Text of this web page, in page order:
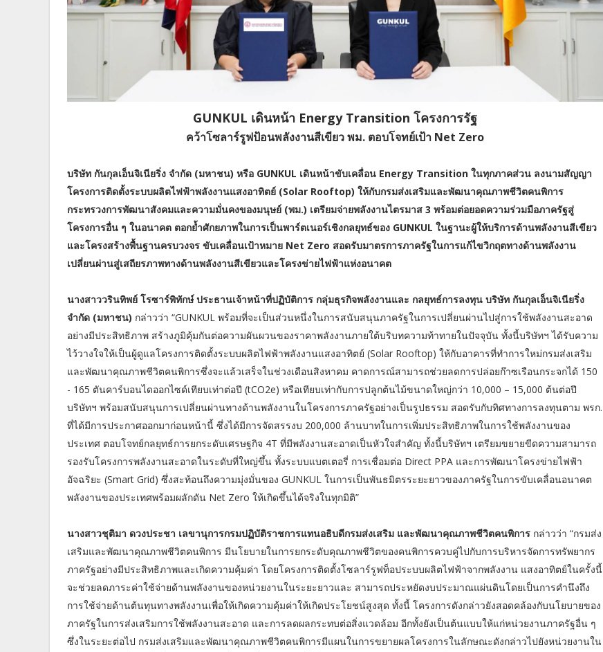
GUNKUL เดินหน้า Energy Transition โครงการรัฐ
คว้าโซลาร์รูฟป้อนพลังงานสีเขียว พม. ตอบโจทย์เป้า Net Zero
บริษัท กันกุลเอ็นจิเนียริ่ง จำกัด (มหาชน) หรือ GUNKUL เดินหน้าขับเคลื่อน Energy Transition ในทุกภาคส่วน ลงนามสัญญา
โครงการติดตั้งระบบผลิตไฟฟ้าพลังงานแสงอาทิตย์ (Solar Rooftop) ให้กับกรมส่งเสริมและพัฒนาคุณภาพชีวิตคนพิการ
กระทรวงการพัฒนาสังคมและความมั่นคงของมนุษย์ (พม.) เตรียมจ่ายพลังงานไตรมาส 3 พร้อมต่อยอดความร่วมมือภาครัฐสู่
โครงการอื่น ๆ ในอนาคต ตอกย้ำศักยภาพในการเป็นพาร์ตเนอร์เชิงกลยุทธ์ของ GUNKUL ในฐานะผู้ให้บริการด้านพลังงานสีเขียว
และโครงสร้างพื้นฐานครบวงจร ขับเคลื่อนเป้าหมาย Net Zero สอดรับมาตรการภาครัฐในการแก้ไขวิกฤตทางด้านพลังงาน
เปลี่ยนผ่านสู่เสถียรภาพทางด้านพลังงานสีเขียวและโครงข่ายไฟฟ้าแห่งอนาคต
นางสาววรินทิพย์ โรซาร์พิทักษ์ ประธานเจ้าหน้าที่ปฏิบัติการ กลุ่มธุรกิจพลังงานและ กลยุทธ์การลงทุน บริษัท กันกุลเอ็นจิเนียริ่ง
จำกัด (มหาชน) กล่าวว่า “GUNKUL พร้อมที่จะเป็นส่วนหนึ่งในการสนับสนุนภาครัฐในการเปลี่ยนผ่านไปสู่การใช้พลังงานสะอาด
อย่างมีประสิทธิภาพ สร้างภูมิคุ้มกันต่อความผันผวนของราคาพลังงานภายใต้บริบทความท้าทายในปัจจุบัน ทั้งนี้บริษัทฯ ได้รับความ
ไว้วางใจให้เป็นผู้ดูแลโครงการติดตั้งระบบผลิตไฟฟ้าพลังงานแสงอาทิตย์ (Solar Rooftop) ให้กับอาคารที่ทำการใหม่กรมส่งเสริม
และพัฒนาคุณภาพชีวิตคนพิการซึ่งจะแล้วเสร็จในช่วงเดือนสิงหาคม คาดการณ์สามารถช่วยลดการปล่อยก๊าซเรือนกระจกได้ 150
- 165 ตันคาร์บอนไดออกไซด์เทียบเท่าต่อปี (tCO2e) หรือเทียบเท่ากับการปลูกต้นไม้ขนาดใหญ่กว่า 10,000 – 15,000 ต้นต่อปี
บริษัทฯ พร้อมสนับสนุนการเปลี่ยนผ่านทางด้านพลังงานในโครงการภาครัฐอย่างเป็นรูปธรรม สอดรับกับทิศทางการลงทุนตาม พรก.
ที่ได้มีการประกาศออกมาก่อนหน้านี้ ซึ่งได้มีการจัดสรรงบ 200,000 ล้านบาทในการเพิ่มประสิทธิภาพในการใช้พลังงานของ
ประเทศ ตอบโจทย์กลยุทธ์การยกระดับเศรษฐกิจ 4T ที่มีพลังงานสะอาดเป็นหัวใจสำคัญ ทั้งนี้บริษัทฯ เตรียมขยายขีดความสามารถ
รองรับโครงการพลังงานสะอาดในระดับที่ใหญ่ขึ้น ทั้งระบบแบตเตอรี่ การเชื่อมต่อ Direct PPA และการพัฒนาโครงข่ายไฟฟ้า
อัจฉริยะ (Smart Grid) ซึ่งสะท้อนถึงความมุ่งมั่นของ GUNKUL ในการเป็นพันธมิตรระยะยาวของภาครัฐในการขับเคลื่อนอนาคต
พลังงานของประเทศพร้อมผลักดัน Net Zero ให้เกิดขึ้นได้จริงในทุกมิติ”
นางสาวชุติมา ดวงประชา เลขานุการกรมปฏิบัติราชการแทนอธิบดีกรมส่งเสริม และพัฒนาคุณภาพชีวิตคนพิการ กล่าวว่า “กรมส่ง
เสริมและพัฒนาคุณภาพชีวิตคนพิการ มีนโยบายในการยกระดับคุณภาพชีวิตของคนพิการควบคู่ไปกับการบริหารจัดการทรัพยากร
ภาครัฐอย่างมีประสิทธิภาพและเกิดความคุ้มค่า โดยโครงการติดตั้งโซลาร์รูฟท็อประบบผลิตไฟฟ้าจากพลังงาน แสงอาทิตย์ในครั้งนี้
จะช่วยลดภาระค่าใช้จ่ายด้านพลังงานของหน่วยงานในระยะยาวและ สามารถประหยัดงบประมาณแผ่นดินโดยเป็นการคำนึงถึง
การใช้จ่ายด้านต้นทุนทางพลังงานเพื่อให้เกิดความคุ้มค่าให้เกิดประโยชน์สูงสุด ทั้งนี้ โครงการดังกล่าวยังสอดคล้องกับนโยบายของ
ภาครัฐในการส่งเสริมการใช้พลังงานสะอาด และการลดผลกระทบต่อสิ่งแวดล้อม อีกทั้งยังเป็นต้นแบบให้แก่หน่วยงานภาครัฐอื่น ๆ
ซึ่งในระยะต่อไป กรมส่งเสริมและพัฒนาคุณภาพชีวิตคนพิการมีแผนในการขยายผลโครงการในลักษณะดังกล่าวไปยังหน่วยงานใน